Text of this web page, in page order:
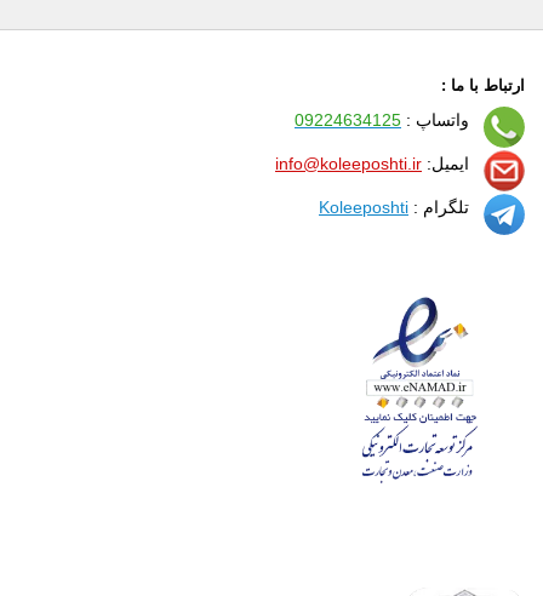
ارتباط با ما :
واتساپ : 09224634125
ایمیل: info@koleeposhti.ir
تلگرام : Koleeposhti